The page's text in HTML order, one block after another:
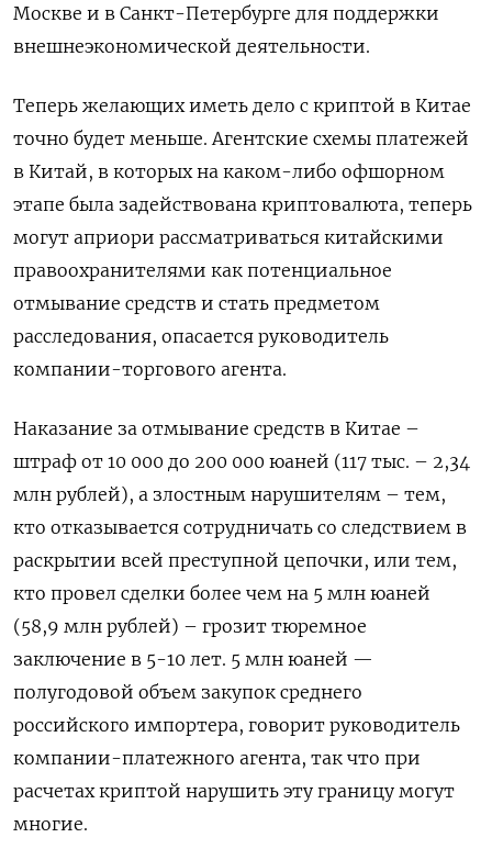
Москве и в Санкт-Петербурге для поддержки
внешнеэкономической деятельности.
Теперь желающих иметь дело с криптой в Китае
точно будет меньше. Агентские схемы платежей
в Китай, в которых на каком-либо офшорном
этапе была задействована криптовалюта, теперь
могут априори рассматриваться китайскими
правоохранителями как потенциальное
отмывание средств и стать предметом
расследования, опасается руководитель
компании-торгового агента.
Наказание за отмывание средств в Китае –
штраф от 10 000 до 200 000 юаней (117 тыс. – 2,34
млн рублей), а злостным нарушителям – тем,
кто отказывается сотрудничать со следствием в
раскрытии всей преступной цепочки, или тем,
кто провел сделки более чем на 5 млн юаней
(58,9 млн рублей) – грозит тюремное
заключение в 5-10 лет. 5 млн юаней —
полугодовой объем закупок среднего
российского импортера, говорит руководитель
компании-платежного агента, так что при
расчетах криптой нарушить эту границу могут
многие.